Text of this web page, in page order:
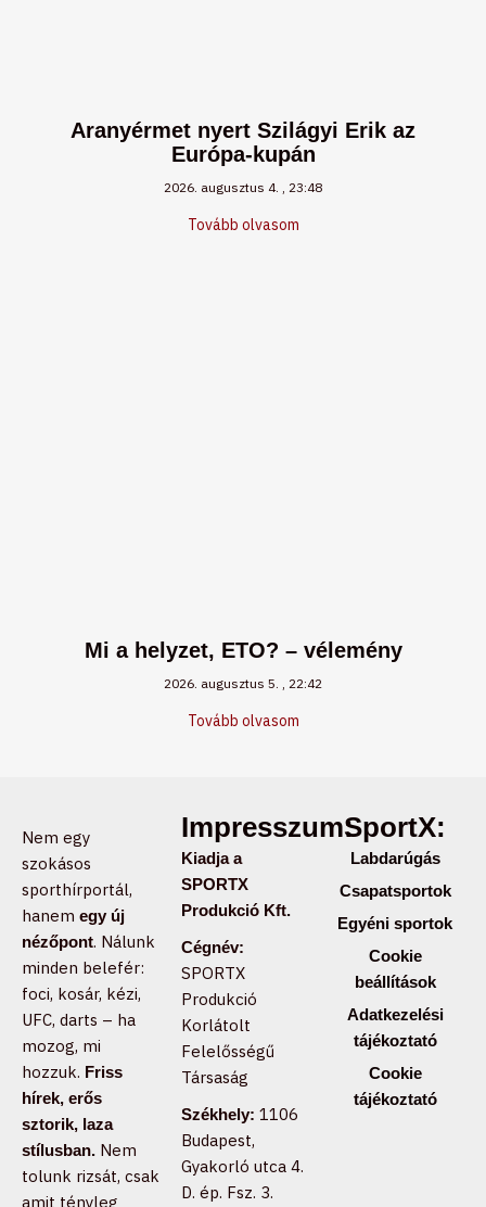
Aranyérmet nyert Szilágyi Erik az
Európa-kupán
2026. augusztus 4. 23:48
Tovább olvasom
Mi a helyzet, ETO? – vélemény
2026. augusztus 5. 22:42
Tovább olvasom
Nem egy
szokásos
sporthírportál,
hanem egy új
nézőpont. Nálunk
minden belefér:
foci, kosár, kézi,
UFC, darts – ha
mozog, mi
hozzuk. Friss
hírek, erős
sztorik, laza
stílusban. Nem
tolunk rizsát, csak
amit tényleg
Impresszum:
Kiadja a
SPORTX
Produkció Kft.
Cégnév:
SPORTX
Produkció
Korlátolt
Felelősségű
Társaság
Székhely: 1106
Budapest,
Gyakorló utca 4.
D. ép. Fsz. 3.
SportX:
Labdarúgás
Csapatsportok
Egyéni sportok
Cookie
beállítások
Adatkezelési
tájékoztató
Cookie
tájékoztató